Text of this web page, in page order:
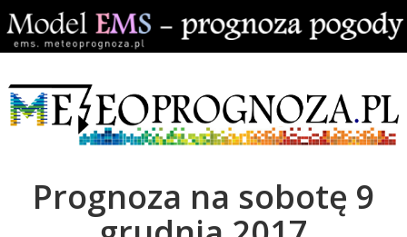
Prognoza na sobotę 9